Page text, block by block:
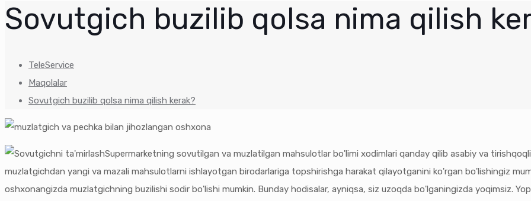
Sovutgich buzilib qolsa nima qilish
TeleService
Maqolalar
Sovutgich buzilib qolsa nima qilish kerak?
Supermarketning sovutilgan va muzlatilgan mahsulotlar bo'limi xodimlari qanday qilib asabiy va
muzlatgichdan yangi va mazali mahsulotlarni ishlayotgan birodarlariga topshirishga harakat qilayotganini ko'rgan bo'lishingiz
oshxonangizda muzlatgichning buzilishi sodir bo'lishi mumkin. Bunday hodisalar, ayniqsa, siz uzoqda bo'lganingizda yoqimsiz.